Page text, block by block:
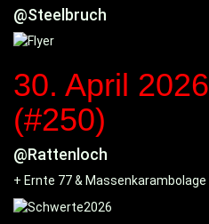
@Steelbruch
30. April 2026
(#250)
@Rattenloch
+ Ernte 77 & Massenkarambolage